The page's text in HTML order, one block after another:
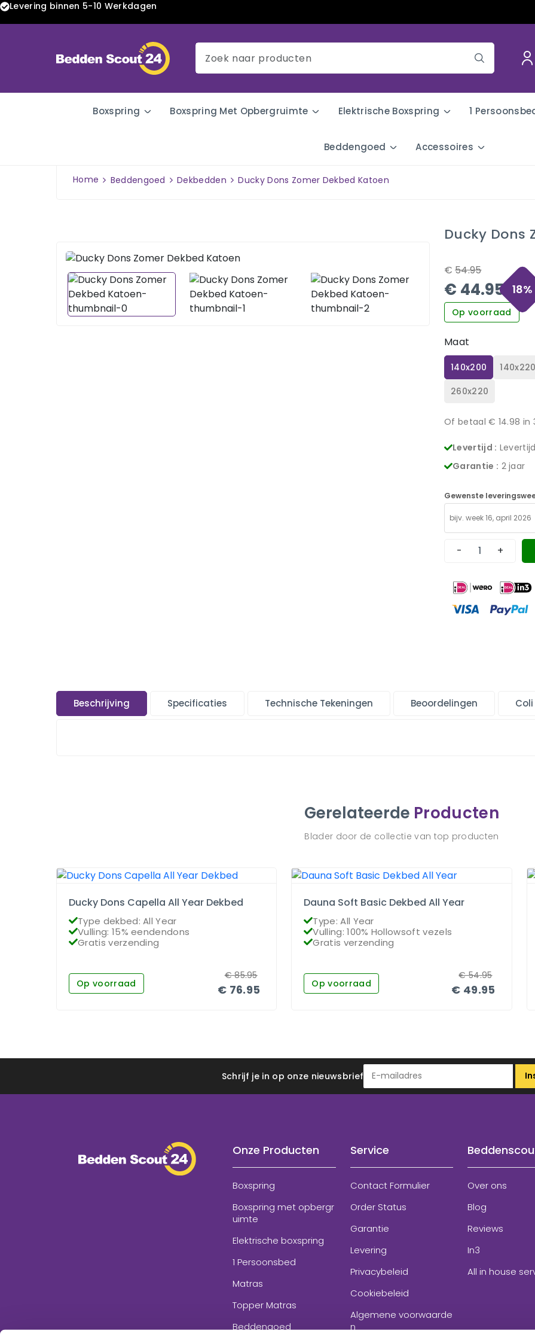
Levering binnen 5-10 Werkdagen
Boxspring Boxspring Met Opbergruimte Elektrische Boxspring 1
Beddengoed Accessoires
Home Beddengoed Dekbedden Ducky Dons Zomer Dekbed Katoen
Ducky Dons
€ 54.95
€ 44.95 18%
Op voorraad
Maat
140x200 140x220
260x220
Of betaal € 14.98 in
Levertijd :
Garantie : 2 jaar
Gewenste
- +
Beschrijving Specificaties Technische Tekeningen Beoordelingen
Gerelateerde Producten
Blader door de collectie van top producten
Ducky Dons Capella All Year Dekbed
Type dekbed: All Year
Vulling: 15% eendendons
Gratis verzending
Op voorraad € 76.95
€85.95
Dauna Soft Basic Dekbed All Year
Type: All Year
Vulling: 100% Hollowsoft vezels
Gratis verzending
Op voorraad € 49.95
€54.95
Schrijf je in op onze nieuwsbrief
Onze Producten
Boxspring
Boxspring met opbergr
uimte
Elektrische boxspring
1 Persoonsbed
Matras
Topper Matras
Beddengoed
Service
Contact Formulier
Order Status
Garantie
Levering
Privacybeleid
Cookiebeleid
Algemene voorwaarde
n
Over ons
Blog
Reviews
In3
All in house